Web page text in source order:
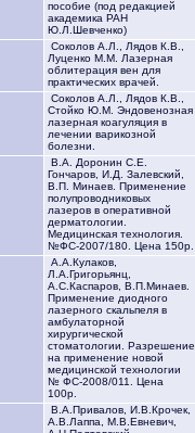
пособие (под редакцией
академика РАН
Ю.Л.Шевченко)
Соколов А.Л., Лядов К.В.,
Луценко М.М. Лазерная
облитерация вен для
практических врачей.
Соколов А.Л., Лядов К.В.,
Стойко Ю.М. Эндовенозная
лазерная коагуляция в
лечении варикозной
болезни.
В.А. Доронин С.Е.
Гончаров, И.Д. Залевский,
В.П. Минаев. Применение
полупроводниковых
лазеров в оперативной
дерматологии.
Медицинская технология.
№ФС-2007/180. Цена 150р.
А.А.Кулаков,
Л.А.Григорьянц,
А.С.Каспаров, В.П.Минаев.
Применение диодного
лазерного скальпеля в
амбулаторной
хирургической
стоматологии. Разрешение
на применение новой
медицинской технологии
№ ФС-2008/011. Цена
100р.
В.А.Привалов, И.В.Крочек,
А.В.Лаппа, М.В.Евневич,